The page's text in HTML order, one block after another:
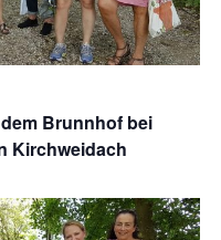
Brunnhof bei
Kirchweidach